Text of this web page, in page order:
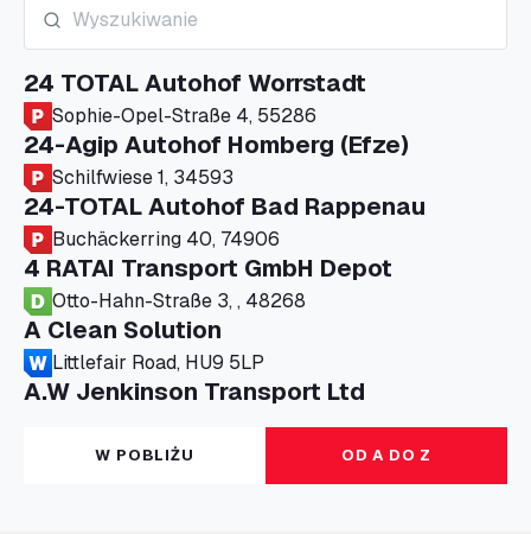
24 TOTAL Autohof Worrstadt
Sophie-Opel-Straße 4, 55286
24-Agip Autohof Homberg (Efze)
Schilfwiese 1, 34593
24-TOTAL Autohof Bad Rappenau
Buchäckerring 40, 74906
4 RATAI Transport GmbH Depot
Otto-Hahn-Straße 3, , 48268
A Clean Solution
Littlefair Road, HU9 5LP
A.W Jenkinson Transport Ltd
Progress House, ME11 5GA
A+G Nettetal - Depot Parking
Am Panneschopp 7, 41334
W POBLIŻU OD A DO Z